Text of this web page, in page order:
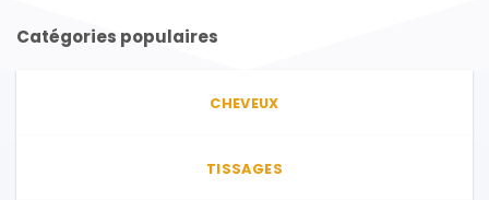
Catégories populaires
CHEVEUX
TISSAGES